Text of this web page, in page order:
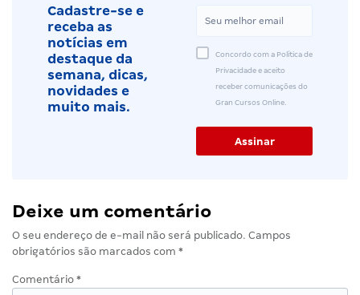
Cadastre-se e
receba as
notícias em
destaque da
semana, dicas,
novidades e
muito mais.
Concordo com a Política de
Privacidade e aceito
receber comunicações do
Gran Cursos Online.
Deixe um comentário
O seu endereço de e-mail não será publicado. Campos
obrigatórios são marcados com *
Comentário *